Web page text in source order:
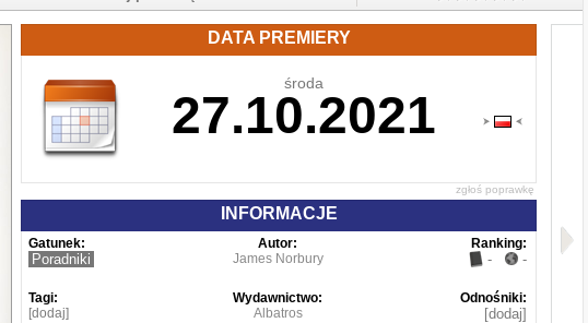
DATA PREMIERY
środa
27.10.2021
zgłoś poprawkę
INFORMACJE
Gatunek:
Poradniki
Autor:
James Norbury
Ranking:
- -
Tagi:
[dodaj]
Wydawnictwo:
Albatros
Odnośniki:
[dodaj]